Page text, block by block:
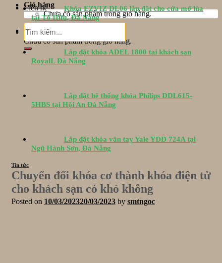
Giỏ hàng
Chưa có sản phẩm trong giỏ hàng.
Giỏ hàng
Chưa có sản phẩm trong giỏ hàng.
Liên hệ
Tìm
kiếm:
Khóa EZVIZ DL06 lắp đặt cho cửa mở lùa
tại Tố Hữu, Đà Nẵng
Lắp đặt khóa ADEL 1800 tại khách sạn
RoyalL Đà Nẵng
Lắp đặt hệ thống khóa Philips DDL615-
5HBS tại Hội An Đà Nẵng
Lắp đặt khóa vân tay Yale YDD 724A tại
Ngũ Hành Sơn, Đà Nẵng
Tin tức
Chuyển đổi khóa cơ thành khóa điện tử
cho khách sạn có khó không
Posted on 10/03/202320/03/2023 by smtngoc